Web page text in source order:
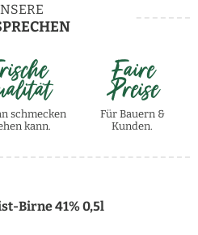
schmecken
kann.
Faire
Preise
Für Bauern &
Kunden.
Birne 41% 0,5l